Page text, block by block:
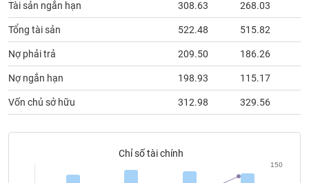
Tài sản ngắn hạn 308.63 268.03
Tổng tài sản 522.48 515.82
Nợ phải trả 209.50 186.26
Nợ ngắn hạn 198.93 115.17
Vốn chủ sở hữu 312.98 329.56
Chỉ số tài chính
150
Thuật
ngữ
(-)
Dịch
vụ
(-)